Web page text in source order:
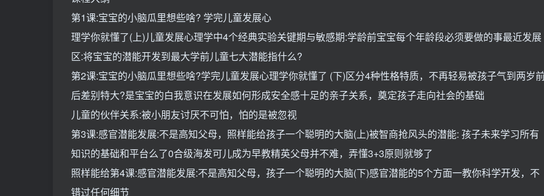
第1课:宝宝的小脑瓜里想些啥? 学完儿童发展心
理学你就懂了(上)儿童发展心理学中4个经典实验关键期与敏感期:学龄前宝宝每个年龄段必须要做的事最近发展
区:将宝宝的潜能开发到最大学前儿童七大潜能指什么?
第2课:宝宝的小脑瓜里想些啥?学完儿童发展心理学你就懂了 (下)区分4种性格特质，不再轻易被孩子气到两岁
后差别特大?是宝宝的白我意识在发展如何形成安全感十足的亲子关系，奠定孩子走向社会的基础
儿童的伙伴关系:被小朋友讨厌不可怕，怕的是被忽视
第3课:感官潜能发展:不是高知父母，照样能给孩子一个聪明的大脑(上)被智商抢风头的潜能: 孩子未来学习所有
知识的基础和平台么了0合级海发可儿成为早教精英父母并不难，弄懂3+3原则就够了
照样能给第4课:感官潜能发展:不是高知父母，孩子一个聪明的大脑(下)感官潜能的5个方面一教你科学开发，不
错过任何细节